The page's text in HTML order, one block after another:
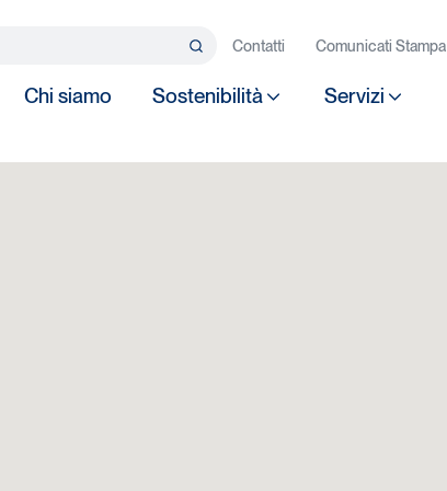
Chi siamo Sostenibilità Servizi
SearchContatti Comunicati Stampa